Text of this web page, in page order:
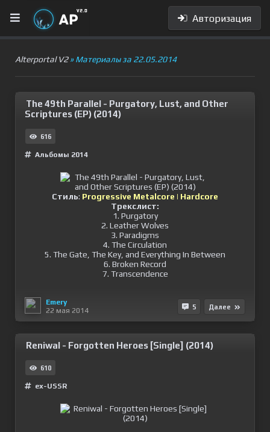
Авторизация
Alterportal V2» Материалы за 22.05.2014
The 49th Parallel - Purgatory, Lust, and Other
Scriptures (EP) (2014)
616
Альбомы 2014
Стиль: Progressive Metalcore | Hardcore
Трекcлист:
1. Purgatory
2. Leather Wolves
3. Paradigms
4. The Circulation
5. The Gate, The Key, and Everything In Between
6. Broken Record
7. Transcendence
Emery
22 мая 2014
5 Далее
Reniwal - Forgotten Heroes [Single] (2014)
610
ex-USSR